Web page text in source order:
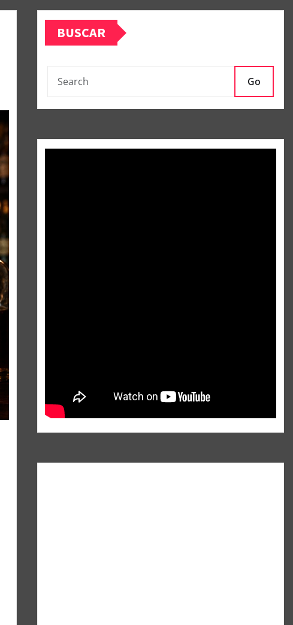
BUSCAR
Go